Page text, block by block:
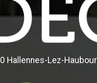
Hallennes-Lez-